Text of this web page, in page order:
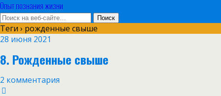
Опыт познания жизни
Теги › рожденные свыше
28 июня 2021
8. Рожденные свыше
2 комментария